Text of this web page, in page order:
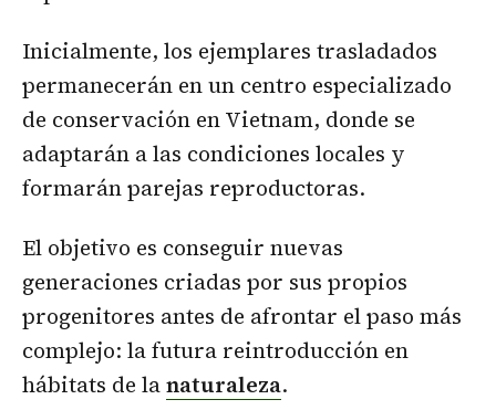
Inicialmente, los ejemplares trasladados
permanecerán en un centro especializado
de conservación en Vietnam, donde se
adaptarán a las condiciones locales y
formarán parejas reproductoras.
El objetivo es conseguir nuevas
generaciones criadas por sus propios
progenitores antes de afrontar el paso más
complejo: la futura reintroducción en
hábitats de lanaturaleza.